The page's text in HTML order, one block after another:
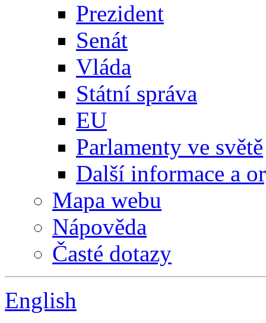
Prezident
Senát
Vláda
Státní správa
EU
Parlamenty ve světě
Další informace a
Mapa webu
Nápověda
Časté dotazy
English